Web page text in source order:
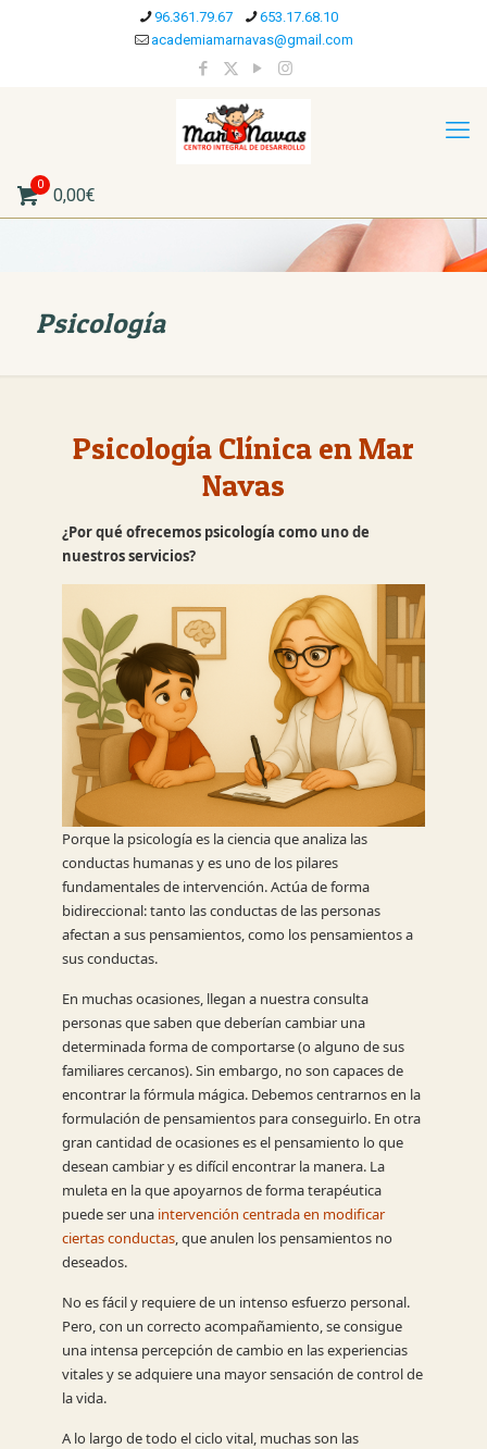
96.361.79.67
653.17.68.10
academiamarnavas@gmail.com
0
0,00€
Psicología
Psicología Clínica en Mar
Navas
¿Por qué ofrecemos psicología como uno de
nuestros servicios?
Porque la psicología es la ciencia que analiza las
conductas humanas y es uno de los pilares
fundamentales de intervención. Actúa de forma
bidireccional: tanto las conductas de las personas
afectan a sus pensamientos, como los pensamientos a
sus conductas.
En muchas ocasiones, llegan a nuestra consulta
personas que saben que deberían cambiar una
determinada forma de comportarse (o alguno de sus
familiares cercanos). Sin embargo, no son capaces de
encontrar la fórmula mágica. Debemos centrarnos en la
formulación de pensamientos para conseguirlo. En otra
gran cantidad de ocasiones es el pensamiento lo que
desean cambiar y es difícil encontrar la manera. La
muleta en la que apoyarnos de forma terapéutica
puede ser una intervención centrada en modificar
ciertas conductas, que anulen los pensamientos no
deseados.
No es fácil y requiere de un intenso esfuerzo personal.
Pero, con un correcto acompañamiento, se consigue
una intensa percepción de cambio en las experiencias
vitales y se adquiere una mayor sensación de control de
la vida.
A lo largo de todo el ciclo vital, muchas son las